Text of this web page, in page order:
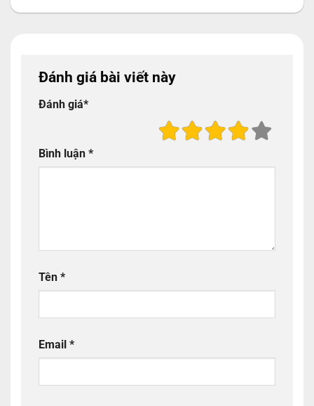
Đánh giá bài viết này
Đánh giá*
Bình luận *
Tên *
Email *